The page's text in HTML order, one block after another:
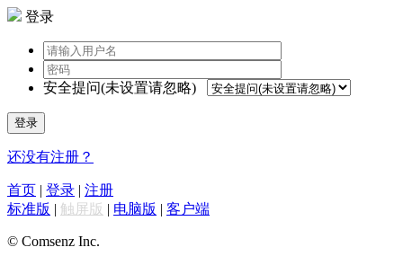
登录
安全提问(未设置请忽略)
登录
还没有注册？
首页 | 登录 | 注册
标准版 | 触屏版 | 电脑版 | 客户端
© Comsenz Inc.